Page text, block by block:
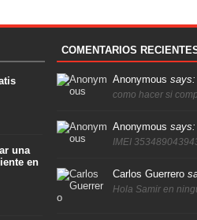
una
en
COMENTARIOS
Anonymous says:
como hacer si
Anonymous says:
IMEI
Carlos Guerrero
Hola Samir en